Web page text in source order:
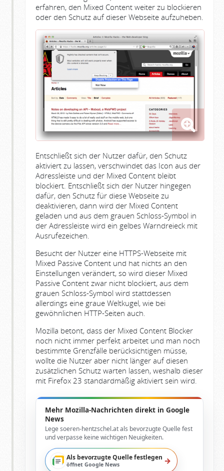
erfahren, den Mixed Content weiter zu blockieren
oder den Schutz auf dieser Webseite aufzuheben.
Entschließt sich der Nutzer dafür, den Schutz
aktiviert zu lassen, verschwindet das Icon aus der
Adressleiste und der Mixed Content bleibt
blockiert. Entschließt sich der Nutzer hingegen
dafür, den Schutz für diese Webseite zu
deaktivieren, dann wird der Mixed Content
geladen und aus dem grauen Schloss-Symbol in
der Adressleiste wird ein gelbes Warndreieck mit
Ausrufezeichen.
Besucht der Nutzer eine HTTPS-Webseite mit
Mixed Passive Content und hat nichts an den
Einstellungen verändert, so wird dieser Mixed
Passive Content zwar nicht blockiert, aus dem
grauen Schloss-Symbol wird stattdessen
allerdings eine graue Weltkugel, wie bei
gewöhnlichen HTTP-Seiten auch.
Mozilla betont, dass der Mixed Content Blocker
noch nicht immer perfekt arbeitet und man noch
bestimmte Grenzfälle berücksichtigen müsse,
wollte die Nutzer aber nicht länger auf diesen
zusätzlichen Schutz warten lassen, weshalb dieser
mit Firefox 23 standardmäßig aktiviert sein wird.
Mehr Mozilla-Nachrichten direkt in Google
News
Lege soeren-hentzschel.at als bevorzugte Quelle fest
und verpasse keine wichtigen Neuigkeiten.
Als bevorzugte Quelle festlegen
öffnet Google News →